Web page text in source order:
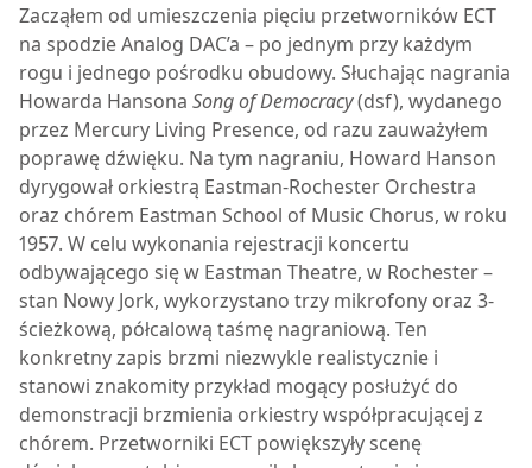
Zacząłem od umieszczenia pięciu przetworników ECT
na spodzie Analog DAC’a – po jednym przy każdym
rogu i jednego pośrodku obudowy. Słuchając nagrania
Howarda Hansona Song of Democracy(dsf), wydanego
przez Mercury Living Presence, od razu zauważyłem
poprawę dźwięku. Na tym nagraniu, Howard Hanson
dyrygował orkiestrą Eastman-Rochester Orchestra
oraz chórem Eastman School of Music Chorus, w roku
1957. W celu wykonania rejestracji koncertu
odbywającego się w Eastman Theatre, w Rochester –
stan Nowy Jork, wykorzystano trzy mikrofony oraz 3-
ścieżkową, półcalową taśmę nagraniową. Ten
konkretny zapis brzmi niezwykle realistycznie i
stanowi znakomity przykład mogący posłużyć do
demonstracji brzmienia orkiestry współpracującej z
chórem. Przetworniki ECT powiększyły scenę